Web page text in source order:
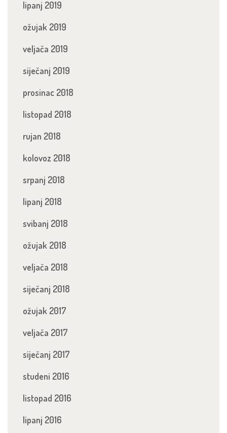
lipanj 2019
ožujak 2019
veljača 2019
siječanj 2019
prosinac 2018
listopad 2018
rujan 2018
kolovoz 2018
srpanj 2018
lipanj 2018
svibanj 2018
ožujak 2018
veljača 2018
siječanj 2018
ožujak 2017
veljača 2017
siječanj 2017
studeni 2016
listopad 2016
lipanj 2016